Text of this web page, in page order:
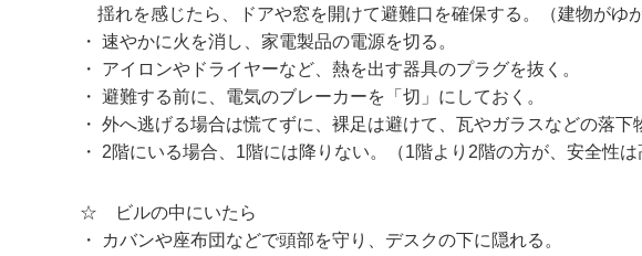
揺れを感じたら、ドアや窓を開けて避難口を確保する。（建物がゆ
・ 速やかに火を消し、家電製品の電源を切る。
・ アイロンやドライヤーなど、熱を出す器具のプラグを抜く。
・ 避難する前に、電気のブレーカーを「切」にしておく。
・ 外へ逃げる場合は慌てずに、裸足は避けて、瓦やガラスなどの落下
・ 2階にいる場合、1階には降りない。（1階より2階の方が、安全性は
☆ ビルの中にいたら
・ カバンや座布団などで頭部を守り、デスクの下に隠れる。